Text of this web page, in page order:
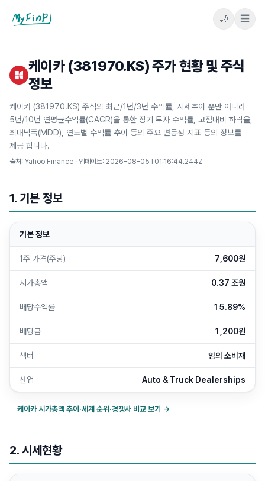
마이핀플
🌙 ☰
케이카 (381970.KS) 주가 현황 및 주식
정보
케이카 (381970.KS) 주식의 최근/1년/3년 수익률, 시세추이 뿐만 아니라
5년/10년 연평균수익률(CAGR)을 통한 장기 투자 수익률, 고점대비 하락율,
최대낙폭(MDD), 연도별 수익률 추이 등의 주요 변동성 지표 등의 정보를
제공 합니다.
출처: Yahoo Finance · 업데이트: 2026-08-05T01:16:44.244Z
1. 기본 정보
기본 정보
1주 가격(주당) 7,600원
시가총액 0.37 조원
배당수익률 15.89%
배당금 1,200원
섹터 임의 소비재
산업 Auto & Truck Dealerships
케이카시가총액 추이·세계 순위·경쟁사 비교 보기 →
2. 시세현황